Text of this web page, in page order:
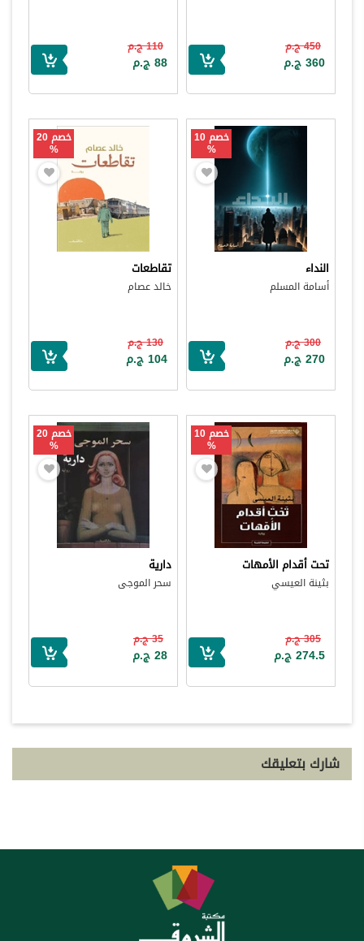
450 ج.م
360 ج.م
110 ج.م
88 ج.م
خصم 10
%
النداء
أسامة المسلم
300 ج.م
270 ج.م
خصم 20
%
تقاطعات
خالد عصام
130 ج.م
104 ج.م
خصم 10
%
تحت أقدام الأمهات
بثينة العيسي
305 ج.م
274.5 ج.م
خصم 20
%
دارية
سحر الموجى
35 ج.م
28 ج.م
شارك بتعليقك